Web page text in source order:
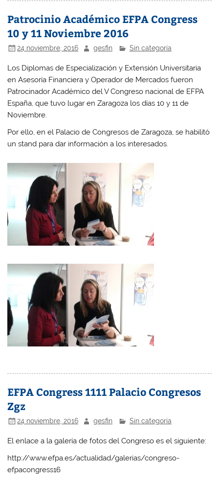
Patrocinio Académico EFPA Congress
10 y 11 Noviembre 2016
24 noviembre, 2016 gesfin Sin categoría
Los Diplomas de Especialización y Extensión Universitaria
en Asesoría Financiera y Operador de Mercados fueron
Patrocinador Académico del V Congreso nacional de EFPA
España, que tuvo lugar en Zaragoza los días 10 y 11 de
Noviembre.
Por ello, en el Palacio de Congresos de Zaragoza, se habilitó
un stand para dar información a los interesados.
EFPA Congress 1111 Palacio Congresos
Zgz
24 noviembre, 2016 gesfin Sin categoría
El enlace a la galería de fotos del Congreso es el siguiente:
http://www.efpa.es/actualidad/galerias/congreso-
efpacongress16